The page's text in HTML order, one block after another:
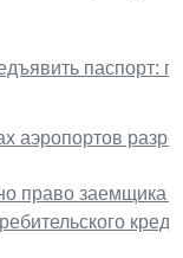
паспорт:
аэропортов
право заемщика